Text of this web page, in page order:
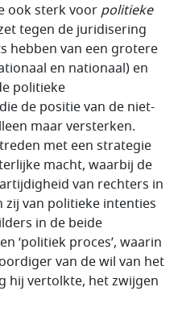
ook sterk voor politieke
tegen de juridi­sering
hebben van een grotere
en nationaal) en
politieke
de positie van de niet-
maar versterken.
met een strategie
macht, waarbij de
van rechters in
van politieke intenties
in de beide
‘politiek proces’, waarin
van de wil van het
hij vertolkte, het zwijgen